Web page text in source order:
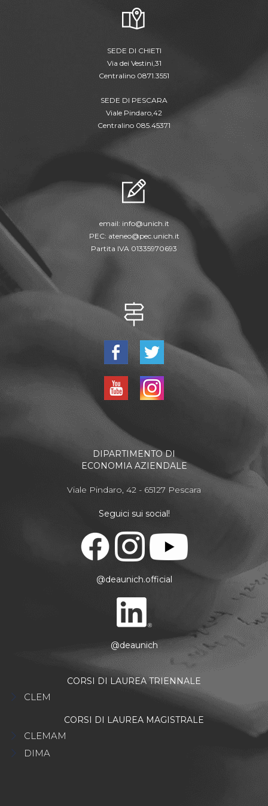
SEDE DI CHIETI
Via dei Vestini,31
Centralino 0871.3551
SEDE DI PESCARA
Viale Pindaro,42
Centralino 085.45371
email: info@unich.it
PEC: ateneo@pec.unich.it
Partita IVA 01335970693
DIPARTIMENTO DI
ECONOMIA AZIENDALE
Viale Pindaro, 42 - 65127 Pescara
Seguici sui social!
@deaunich.official
@deaunich
CORSI DI LAUREA TRIENNALE
CLEM
CORSI DI LAUREA MAGISTRALE
CLEMAM
DIMA